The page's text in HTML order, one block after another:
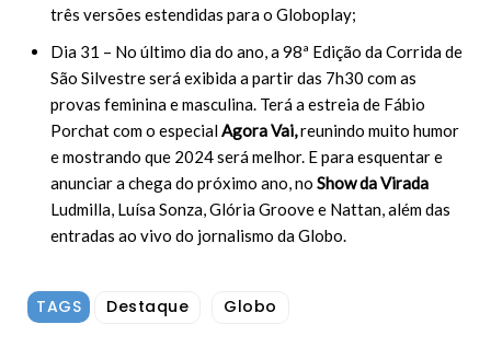
três versões estendidas para o Globoplay;
Dia 31 – No último dia do ano, a 98ª Edição da Corrida de
São Silvestre será exibida a partir das 7h30 com as
provas feminina e masculina. Terá a estreia de Fábio
Porchat com o especialAgora Vai,reunindo muito humor
e mostrando que 2024 será melhor. E para esquentar e
anunciar a chega do próximo ano, no Show da Virada
Ludmilla, Luísa Sonza, Glória Groove e Nattan, além das
entradas ao vivo do jornalismo da Globo.
TAGS Destaque Globo